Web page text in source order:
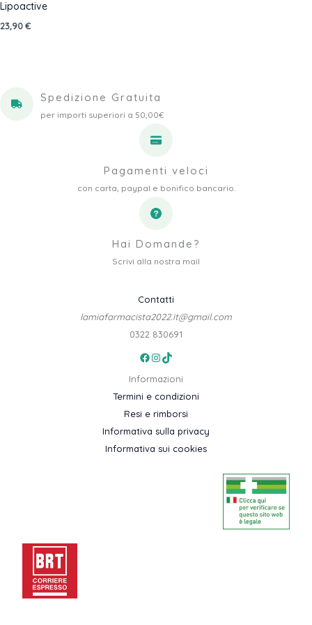
Lipoactive
23,90€
Spedizione Gratuita
per importi superiori a 50,00€
Pagamenti veloci
con carta, paypal e bonifico bancario.
Hai Domande?
Scrivi alla nostra mail
Contatti
lamiafarmacista2022.it@gmail.com
0322 830691
Facebook
Instagram
TikTok
Informazioni
Termini e condizioni
Resi e rimborsi
Informativa sulla privacy
Informativa sui cookies